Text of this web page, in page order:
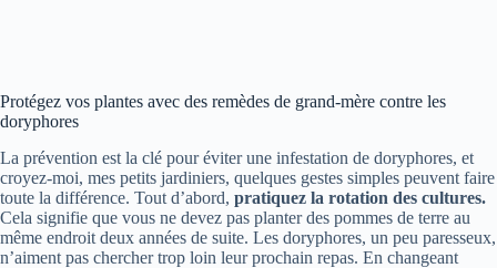
Protégez vos plantes avec des remèdes de grand-mère contre les
doryphores
La prévention est la clé pour éviter une infestation de doryphores, et
croyez-moi, mes petits jardiniers, quelques gestes simples peuvent faire
toute la différence. Tout d’abord, pratiquez la rotation des cultures.
Cela signifie que vous ne devez pas planter des pommes de terre au
même endroit deux années de suite. Les doryphores, un peu paresseux,
n’aiment pas chercher trop loin leur prochain repas. En changeant